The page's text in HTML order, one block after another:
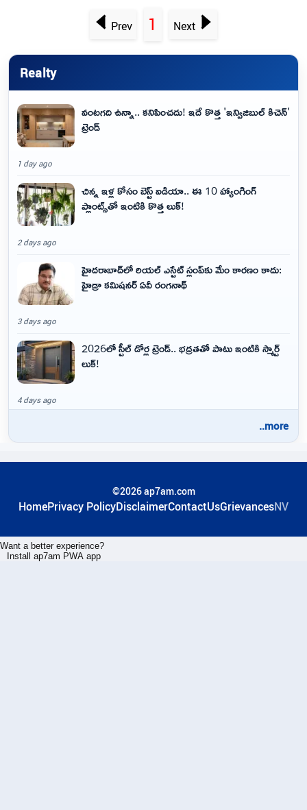
Prev 1 Next
Realty
వంటగది ఉన్నా.. కనిపించదు! ఇదే కొత్త 'ఇన్విజిబుల్ కిచెన్'
ట్రెండ్
1 day ago
చిన్న ఇళ్ల కోసం బెస్ట్ ఐడియా.. ఈ 10 హ్యాంగింగ్
ప్లాంట్స్‌తో ఇంటికి కొత్త లుక్!
2 days ago
హైదరాబాద్‌లో రియల్ ఎస్టేట్ స్లంప్‌కు మేం కారణం కాదు:
హైడ్రా కమిషనర్ ఏవీ రంగనాథ్
3 days ago
2026లో స్టీల్ డోర్ల ట్రెండ్.. భద్రతతో పాటు ఇంటికి స్మార్ట్
లుక్!
4 days ago
..more
©2026 ap7am.com
HomePrivacy PolicyDisclaimerContactUsGrievancesNV
Want a better experience?
Install ap7am PWA app